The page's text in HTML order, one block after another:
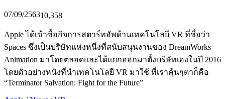
07/09/256310,358
Apple ได้เข้าซื้อกิจการสตาร์ทอัพด้านเทคโนโลยี VR ที่ชื่อว่า
Spaces ซึ่งเป็นบริษัทแห่งหนึ่งที่สนับสนุนงานของ DreamWorks
Animation มาโดยตลอดและได้แยกออกมาตั้งบริษัทเองในปี 2016
โดยตัวอย่างหนังที่นำเทคโนโลยี VR มาใช้ ที่เราคุ้นๆตาก็คือ
“Terminator Salvation: Fight for the Future”